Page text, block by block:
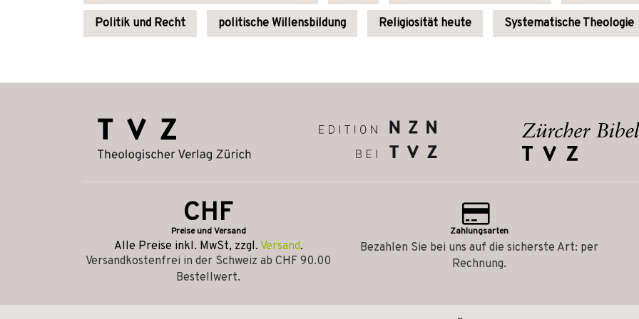
Politik und Recht politische Willensbildung Religiosität heute Systematische Theologie
CHF
Preise und Versand
Alle Preise inkl. MwSt, zzgl. Versand.
Versandkostenfrei in der Schweiz ab CHF 90.00
Bestellwert.
Zahlungsarten
Bezahlen Sie bei uns auf die sicherste Art: per
Rechnung.